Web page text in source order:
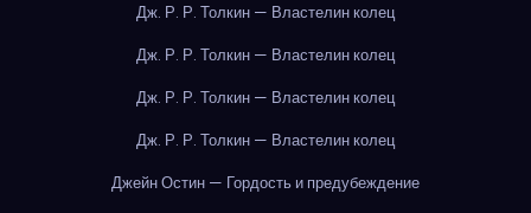
Дж. Р. Р. Толкин — Властелин колец
Дж. Р. Р. Толкин — Властелин колец
Дж. Р. Р. Толкин — Властелин колец
Дж. Р. Р. Толкин — Властелин колец
Джейн Остин — Гордость и предубеждение